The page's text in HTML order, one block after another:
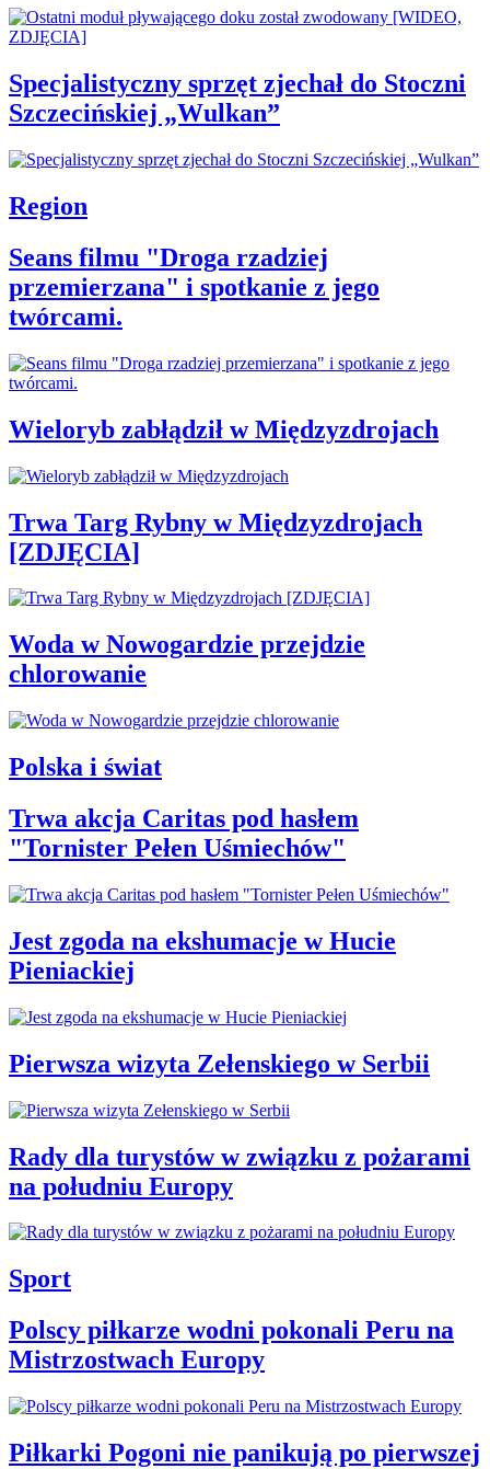
Specjalistyczny sprzęt zjechał do Stoczni
Szczecińskiej „Wulkan”
Region
Seans filmu "Droga rzadziej
przemierzana" i spotkanie z jego
twórcami.
Wieloryb zabłądził w Międzyzdrojach
Trwa Targ Rybny w Międzyzdrojach
[ZDJĘCIA]
Woda w Nowogardzie przejdzie
chlorowanie
Polska i świat
Trwa akcja Caritas pod hasłem
"Tornister Pełen Uśmiechów"
Jest zgoda na ekshumacje w Hucie
Pieniackiej
Pierwsza wizyta Zełenskiego w Serbii
Rady dla turystów w związku z pożarami
na południu Europy
Sport
Polscy piłkarze wodni pokonali Peru na
Mistrzostwach Europy
Piłkarki Pogoni nie panikują po pierwszej